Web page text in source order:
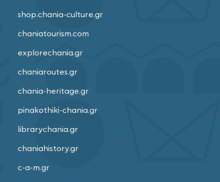
shop.chania-culture.gr
chaniatourism.com
explorechania.gr
chaniaroutes.gr
chania-heritage.gr
pinakothiki-chania.gr
librarychania.gr
chaniahistory.gr
c-a-m.gr